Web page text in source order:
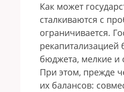
Как может
сталкиваются с
ограничивается.
рекапитализацией
бюджета, мелкие и
При этом, прежде
их балансов: